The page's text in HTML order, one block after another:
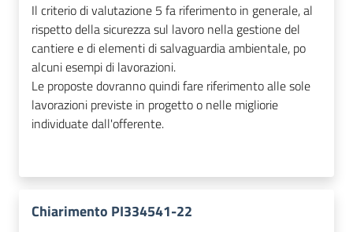
Il criterio di valutazione 5 fa riferimento in generale, al
rispetto della sicurezza sul lavoro nella gestione del
cantiere e di elementi di salvaguardia ambientale, po
alcuni esempi di lavorazioni.
Le proposte dovranno quindi fare riferimento alle sole
lavorazioni previste in progetto o nelle migliorie
individuate dall'offerente.
Chiarimento PI334541-22